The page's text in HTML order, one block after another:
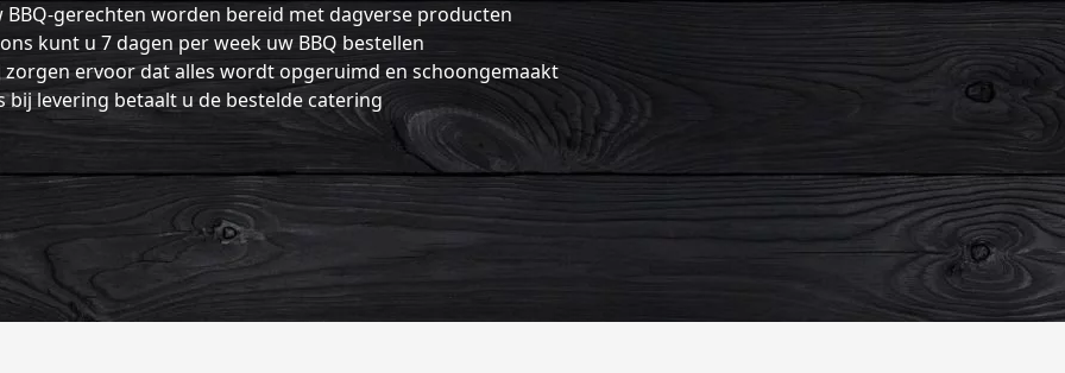
BBQ-gerechten worden bereid met dagverse producten
kunt u 7 dagen per week uw BBQ bestellen
zorgen ervoor dat alles wordt opgeruimd en schoongemaakt
bij levering betaalt u de bestelde catering